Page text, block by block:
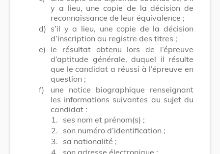
y a lieu, une copie de la décision de
reconnaissance de leur équivalence ;
d) s’il y a lieu, une copie de la décision
d’inscription au registre des titres ;
e) le résultat obtenu lors de l’épreuve
d’aptitude générale, duquel il résulte
que le candidat a réussi à l’épreuve en
question ;
f)
une notice biographique renseignant
les informations suivantes au sujet du
candidat :
1. ses nom et prénom(s) ;
2. son numéro d’identification ;
3. sa nationalité ;
4. son adresse électronique ;